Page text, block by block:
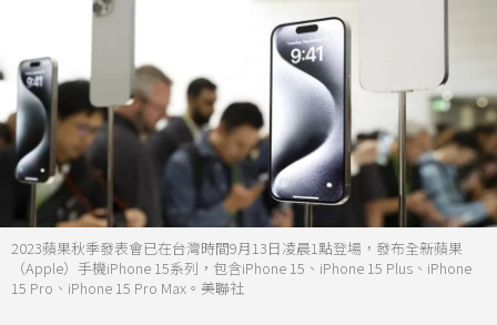
2023蘋果秋季發表會已在台灣時間9月13日凌晨1點登場，發布全新蘋果
（Apple）手機iPhone 15系列，包含iPhone 15、iPhone 15 Plus、iPhone
15 Pro、iPhone 15 Pro Max。美聯社